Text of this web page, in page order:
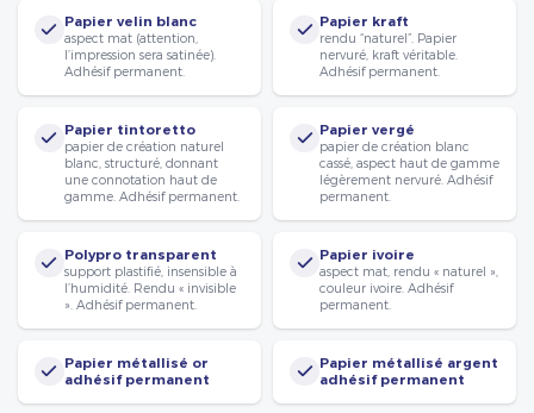
Papier velin blanc
aspect mat (attention,
l’impression sera satinée).
Adhésif permanent.
Papier kraft
rendu “naturel”. Papier
nervuré, kraft véritable.
Adhésif permanent.
Papier tintoretto
papier de création naturel
blanc, structuré, donnant
une connotation haut de
gamme. Adhésif permanent.
Papier vergé
papier de création blanc
cassé, aspect haut de gamme
légèrement nervuré. Adhésif
permanent.
Polypro transparent
support plastifié, insensible à
l’humidité. Rendu « invisible
». Adhésif permanent.
Papier ivoire
aspect mat, rendu « naturel »,
couleur ivoire. Adhésif
permanent.
Papier métallisé or
adhésif permanent
Papier métallisé argent
adhésif permanent